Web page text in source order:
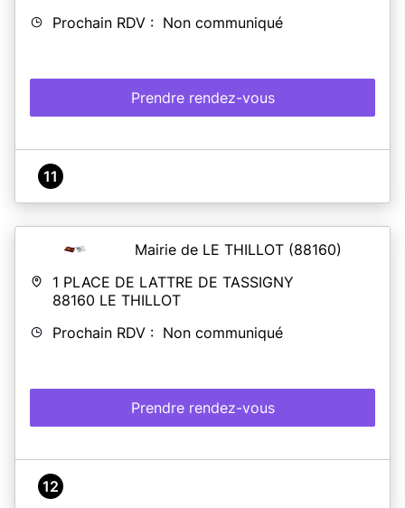
Prochain RDV : Non communiqué
Prendre rendez-vous
11
Mairie de LE THILLOT (88160)
1 PLACE DE LATTRE DE TASSIGNY
88160 LE THILLOT
Prochain RDV : Non communiqué
Prendre rendez-vous
12